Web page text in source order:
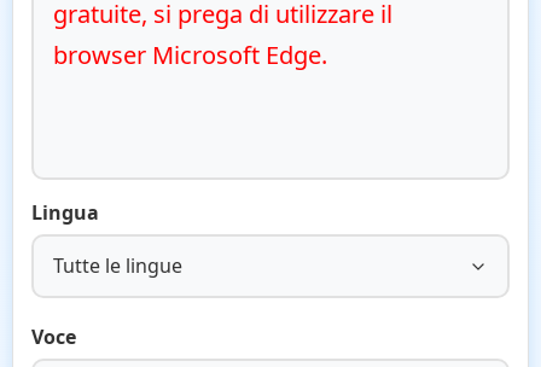
gratuite, si prega di utilizzare il
browser Microsoft Edge.
Lingua
Tutte le lingue
Voce